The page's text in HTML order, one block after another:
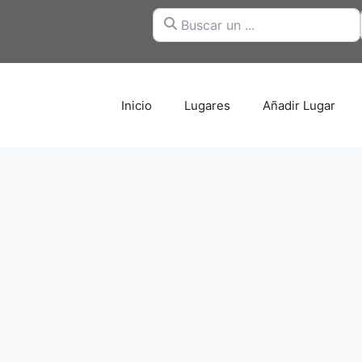
Buscar un ...
Inicio Lugares Añadir Lugar